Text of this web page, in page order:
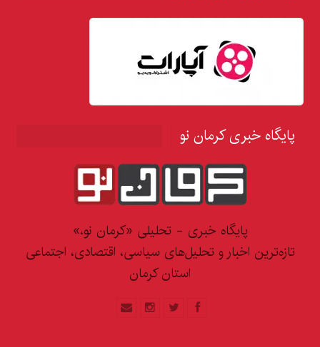
پایگاه خبری کرمان نو
پایگاه خبری - تحلیلی «کرمان نو،»
تازه‌ترین اخبار و تحلیل‌های سیاسی، اقتصادی، اجتماعی
استان کرمان